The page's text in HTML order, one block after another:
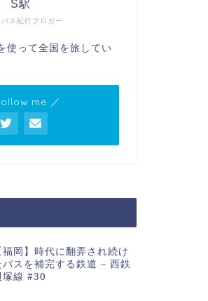
バス紀行ブロガー
S駅
使って全国を旅してい
me ／
福岡】時代に翻弄され続け
バスを補完する鉄道 – 西鉄
塚線 #30